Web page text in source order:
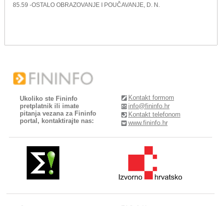
85.59 -OSTALO OBRAZOVANJE I POUČAVANJE, D. N.
Ukoliko ste Fininfo
pretplatnik ili imate
pitanja vezana za Fininfo
portal, kontaktirajte nas:
Kontakt formom
info@fininfo.hr
Kontakt telefonom
www.fininfo.hr